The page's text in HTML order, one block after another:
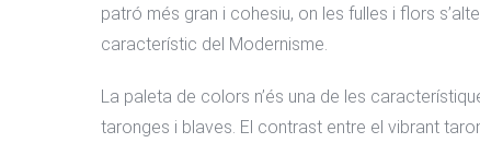
patró més gran i cohesiu, on les fulles i flors
característic del Modernisme.
La paleta de colors n’és una de les
taronges i blaves. El contrast entre el vibrant